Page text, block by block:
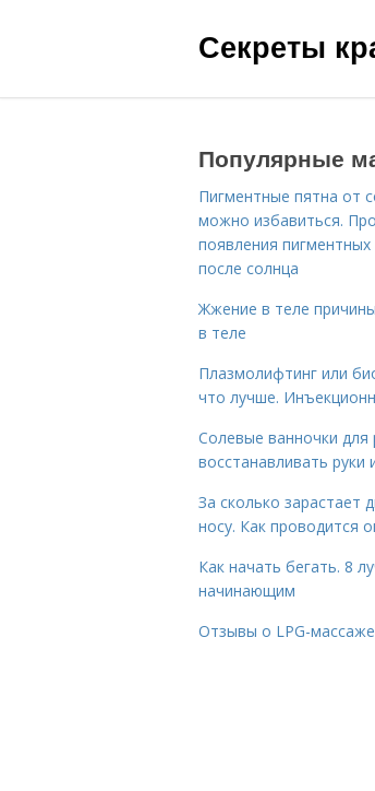
Секреты
Популярные
Пигментные пятна от
можно избавиться.
появления пигментных
после солнца
Жжение в теле
в теле
Плазмолифтинг или
что лучше.
Солевые ванночки для
восстанавливать руки
За сколько зарастает
носу. Как проводится
Как начать бегать. 8
начинающим
Отзывы о LPG-